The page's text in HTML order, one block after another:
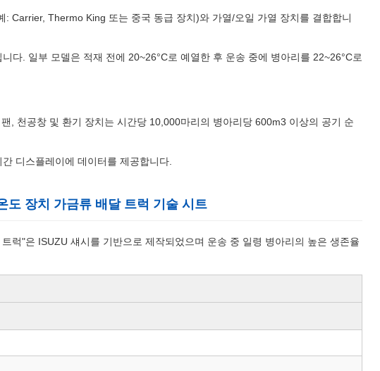
Carrier, Thermo King 또는 중국 동급 장치)와 가열/오일 가열 장치를 결합합니
다. 일부 모델은 적재 전에 20~26°C로 예열한 후 운송 중에 병아리를 22~26°C로
, 천공창 및 환기 장치는 시간당 10,000마리의 병아리당 600m3 이상의 공기 순
디스플레이에 데이터를 제공합니다.
도 장치 가금류 배달 트럭 기술 시트
럭"은 ISUZU 섀시를 기반으로 제작되었으며 운송 중 일령 병아리의 높은 생존율